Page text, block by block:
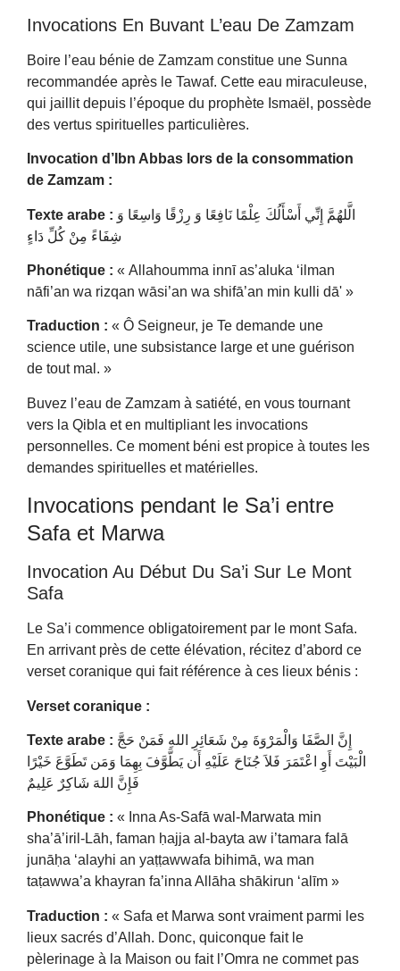
Invocations En Buvant L’eau De Zamzam
Boire l’eau bénie de Zamzam constitue une Sunna
recommandée après le Tawaf. Cette eau miraculeuse,
qui jaillit depuis l’époque du prophète Ismaël, possède
des vertus spirituelles particulières.
Invocation d’Ibn Abbas lors de la consommation
de Zamzam :
Texte arabe :
شِفَاءً مِنْ كُلِّ دَاءٍ
Phonétique : « Allahoumma innī as’aluka ‘ilman
nāfi’an wa rizqan wāsi’an wa shifā’an min kulli dā' »
Traduction : « Ô Seigneur, je Te demande une
science utile, une subsistance large et une guérison
de tout mal. »
Buvez l’eau de Zamzam à satiété, en vous tournant
vers la Qibla et en multipliant les invocations
personnelles. Ce moment béni est propice à toutes les
demandes spirituelles et matérielles.
Invocations pendant le Sa’i entre
Safa et Marwa
Invocation Au Début Du Sa’i Sur Le Mont
Safa
Le Sa’i commence obligatoirement par le mont Safa.
En arrivant près de cette élévation, récitez d’abord ce
verset coranique qui fait référence à ces lieux bénis :
Verset coranique :
Texte arabe :
الْبَيْتَ أَوِ اعْتَمَرَ فَلاَ جُنَاحَ عَلَيْهِ أَن يَطَّوَّفَ بِهِمَا وَمَن تَطَوَّعَ خَيْرًا
فَإِنَّ اللهَ شَاكِرٌ عَلِيمٌ
Phonétique : « Inna As-Safā wal-Marwata min
sha’ā’iril-Lāh, faman ḥajja al-bayta aw i’tamara falā
junāḥa ‘alayhi an yaṭṭawwafa bihimā, wa man
taṭawwa’a khayran fa’inna Allāha shākirun ‘alīm »
Traduction : « Safa et Marwa sont vraiment parmi les
lieux sacrés d’Allah. Donc, quiconque fait le
pèlerinage à la Maison ou fait l’Omra ne commet pas